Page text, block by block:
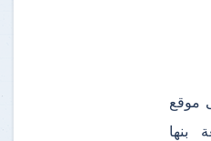
موقع
بنها